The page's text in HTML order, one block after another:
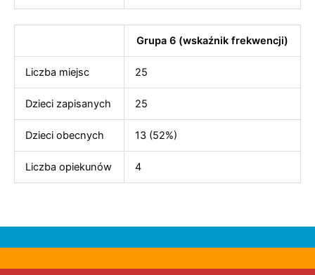
Grupa 6 (wskaźnik frekwencji)
Liczba miejsc 25
Dzieci zapisanych 25
Dzieci obecnych 13 (52%)
Liczba opiekunów 4